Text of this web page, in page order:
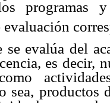
programas
evaluación
se evalúa del
es decir,
sea, productos